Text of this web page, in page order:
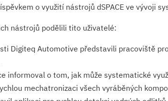
o využití nástrojů dSPACE ve vývoji
nástrojů podělili tito uživatelé:
Digiteq Automotive představili pracoviště
informoval o tom, jak může systematické
mechatronizaci všech vyráběných